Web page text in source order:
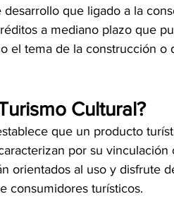
que ligado a la
a mediano plazo que
el tema de la construcción o
Cultural?
que un producto
por su vinculación
orientados al uso y disfrute
consumidores turísticos.